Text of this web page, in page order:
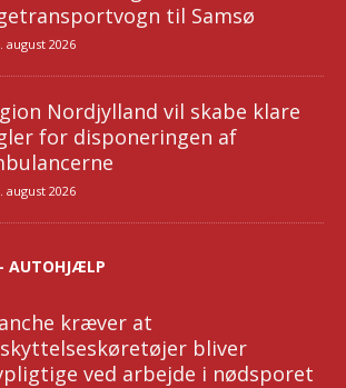
til Samsø
august 2026
Nordjylland vil skabe klare
for disponeringen af
august 2026
AUTOHJÆLP
kræver at
bliver
ved arbejde i nødsporet